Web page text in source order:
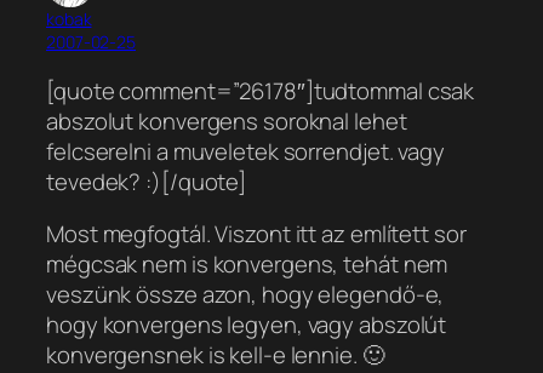
kobak
2007-02-25
[quote comment=”26178″]tudtommal csak
abszolut konvergens soroknal lehet
felcserelni a muveletek sorrendjet. vagy
tevedek? :)[/quote]
Most megfogtál. Viszont itt az említett sor
mégcsak nem is konvergens, tehát nem
veszünk össze azon, hogy elegendő-e,
hogy konvergens legyen, vagy abszolút
konvergensnek is kell-e lennie. 🙂